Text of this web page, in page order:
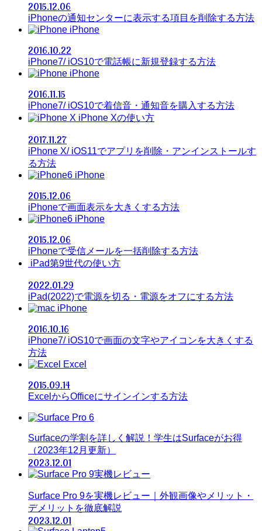
2015.12.06
iPhoneの通知センターに表示する項目を削除する方法
iPhone
2016.10.22
iPhone7/ iOS10で電話帳に新規登録する方法
iPhone
2016.11.15
iPhone7/ iOS10で着信音・通知音を購入する方法
iPhone Xの使い方
2017.11.27
iPhone X/ iOS11でアプリを削除・アンインストールす
る方法
iPhone
2015.12.06
iPhoneで画面表示を大きくする方法
iPhone
2015.12.06
iPhoneで受信メールを一括削除する方法
iPad第9世代の使い方
2022.01.29
iPad(2022)で電源を切る・電源をオフにする方法
iPhone
2016.10.16
iPhone7/ iOS10で画面の文字やアイコンを大きくする
方法
Excel
2015.09.14
ExcelからOfficeにサインインする方法
Surfaceの学割を詳しく解説！学生はSurfaceがお得
（2023年12月更新）
2023.12.01
Surface Pro 9を実機レビュー｜外観画像やメリット・
デメリットを徹底解説
2023.12.01